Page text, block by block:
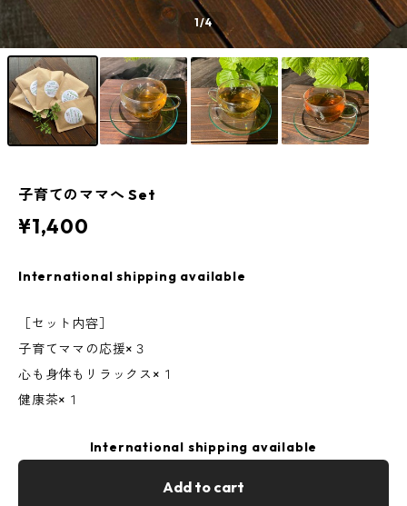
1/4
子育てのママへ Set
¥1,400
International shipping available
［セット内容］
子育てママの応援×３
心も身体もリラックス×１
健康茶×１
International shipping available
Add to cart